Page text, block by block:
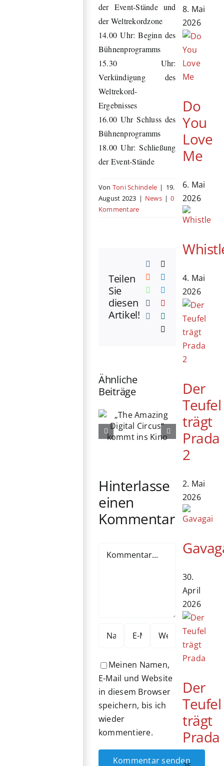
der Event-Stände und
der Weltrekordzone
14.00 Uhr: Beginn des
Bühnenprogramms
15.30 Uhr:
Verkündigung des
Weltrekord-
Ergebnisses
16.00 Uhr Schluss des
Bühnenprogramms
18.00 Uhr: Schließung
der Event-Stände
Von Toni Schindele | 19.
August 2023 | News | 0
Kommentare
Teilen
Sie
diesen
Artikel!
Facebook
Reddit LinkedIn
WhatsApp
Telegram
TumblrPinterest
Ähnliche
Beiträge
76. Berlinale
eröffnet:
Michelle
Yeoh erhält
Hinterlasse
einen
Kommentar
Meinen Namen,
E-Mail und Website
in diesem Browser
speichern, bis ich
wieder
kommentiere.
8. Mai
2026
Do
You
Love
Me
6. Mai
2026
4. Mai
2026
Der
Teufel
trägt
Prada
2
2. Mai
2026
30.
April
2026
Der
Teufel
trägt
Prada